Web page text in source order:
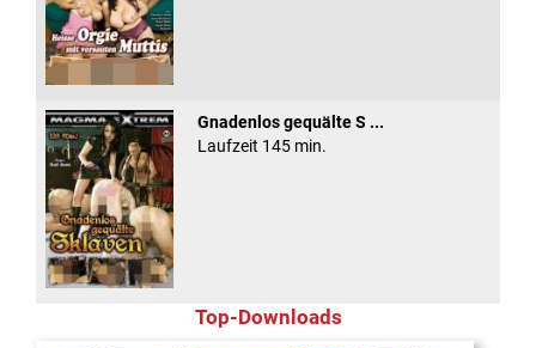
Gnadenlos gequälte S ...
Laufzeit 145 min.
Top-Downloads